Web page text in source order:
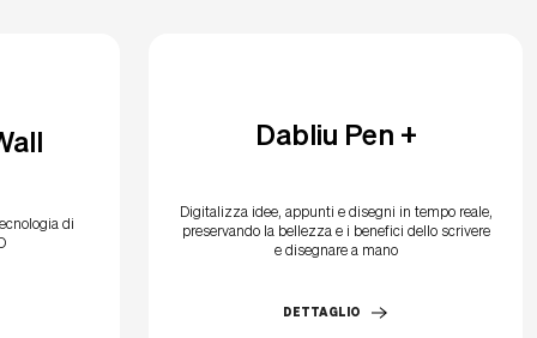
di
Dabliu Pen +
Digitalizza idee, appunti e disegni in tempo reale,
preservando la bellezza e i benefici dello scrivere
e disegnare a mano
DETTAGLIO